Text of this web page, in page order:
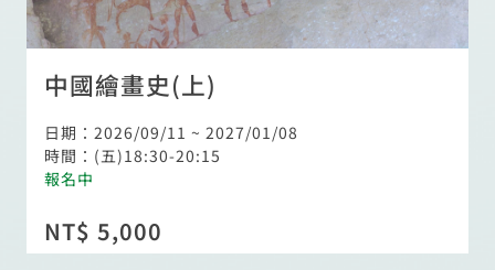
中國繪畫史(上)
日期：2026/09/11 ~ 2027/01/08
時間：(五)18:30-20:15
報名中
NT$ 5,000